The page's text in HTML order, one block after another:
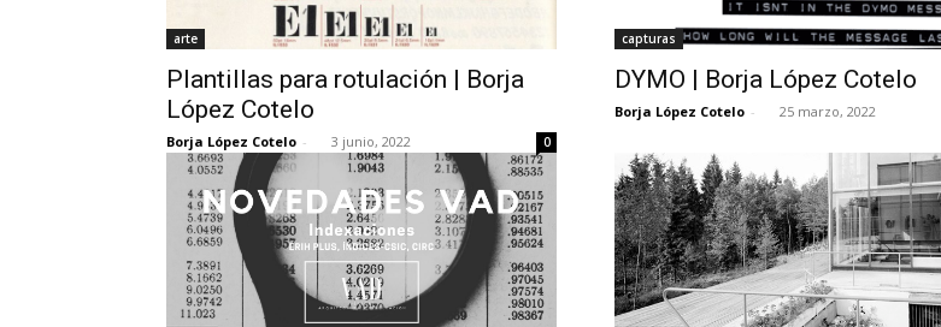
arte
Plantillas para rotulación | Borja
López Cotelo
Borja López Cotelo - 3 junio, 2022 0
capturas
DYMO | Borja López Cotelo
Borja López Cotelo - 25 marzo, 2022